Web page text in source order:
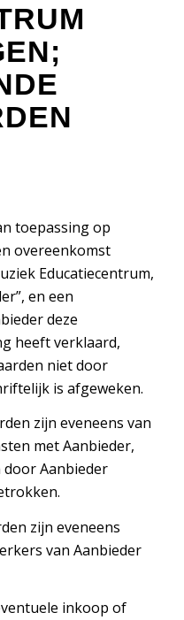
toepassing op
overeenkomst
Educatiecentrum,
en een
deze
heeft verklaard,
niet door
is afgeweken.
zijn eveneens van
met Aanbieder,
Aanbieder
zijn eveneens
van Aanbieder
inkoop­ of